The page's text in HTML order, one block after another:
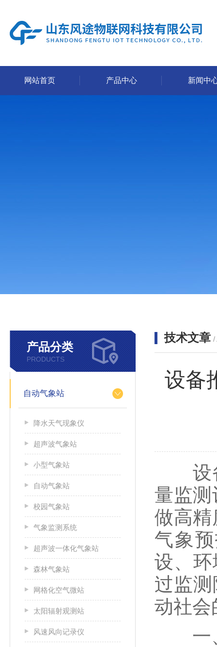
网站首页 产品中心 新闻中
产品分类
PRODUCTS
自动气象站
降水天气现象仪
超声波气象站
小型气象站
自动气象站
校园气象站
气象监测系统
超声波一体化气象站
森林气象站
网格化空气微站
太阳辐射观测站
风速风向记录仪
技术文章 /
设备
设备
量监
做高
气象
设、
过监
动社会
一、